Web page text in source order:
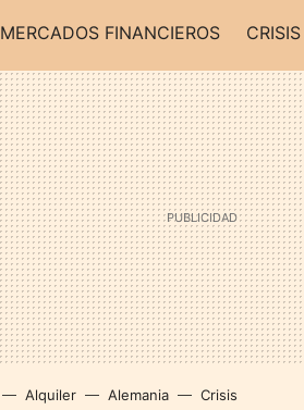
MERCADOS FINANCIEROS CRISIS
Alquiler Alemania Crisis